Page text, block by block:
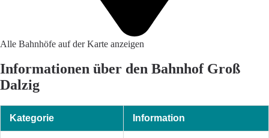
Alle Bahnhöfe auf der Karte anzeigen
Informationen über den Bahnhof Groß
Dalzig
Kategorie Information